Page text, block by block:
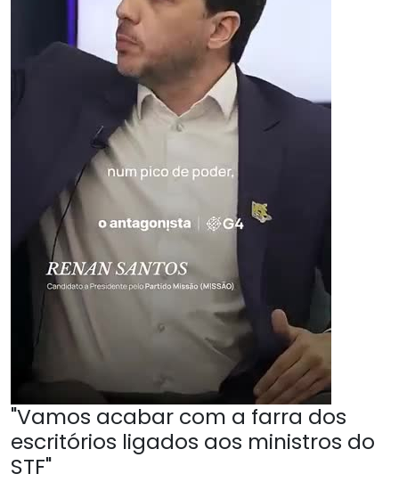
"Vamos acabar com a farra dos
escritórios ligados aos ministros do
STF"